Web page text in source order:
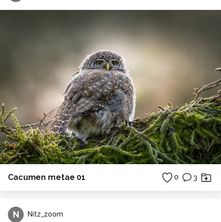
Cacumen metae 01 0 3
N Nitz_zoom